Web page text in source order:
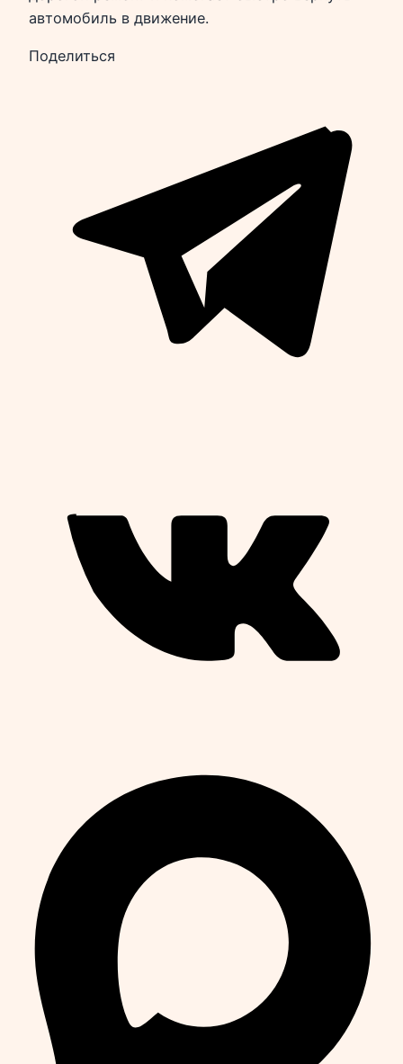
автомобиль в движение.
Поделиться